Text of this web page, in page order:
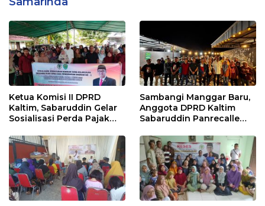
Ketua Komisi II DPRD
Kaltim, Sabaruddin Gelar
Sosialisasi Perda Pajak
Sepinggan Raya
Balikpapan
Sambangi Manggar Baru,
Anggota DPRD Kaltim
Sabaruddin Panrecalle
Balikpapan